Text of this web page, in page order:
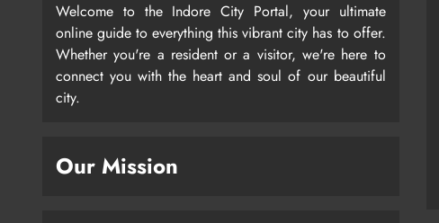
Welcome to the Indore City Portal, your ultimate
online guide to everything this vibrant city has to offer.
Whether you're a resident or a visitor, we're here to
connect you with the heart and soul of our beautiful
city.
Our Mission